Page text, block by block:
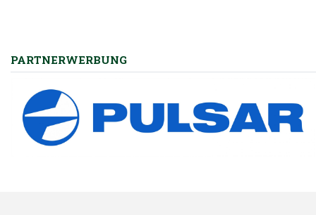
PARTNERWERBUNG